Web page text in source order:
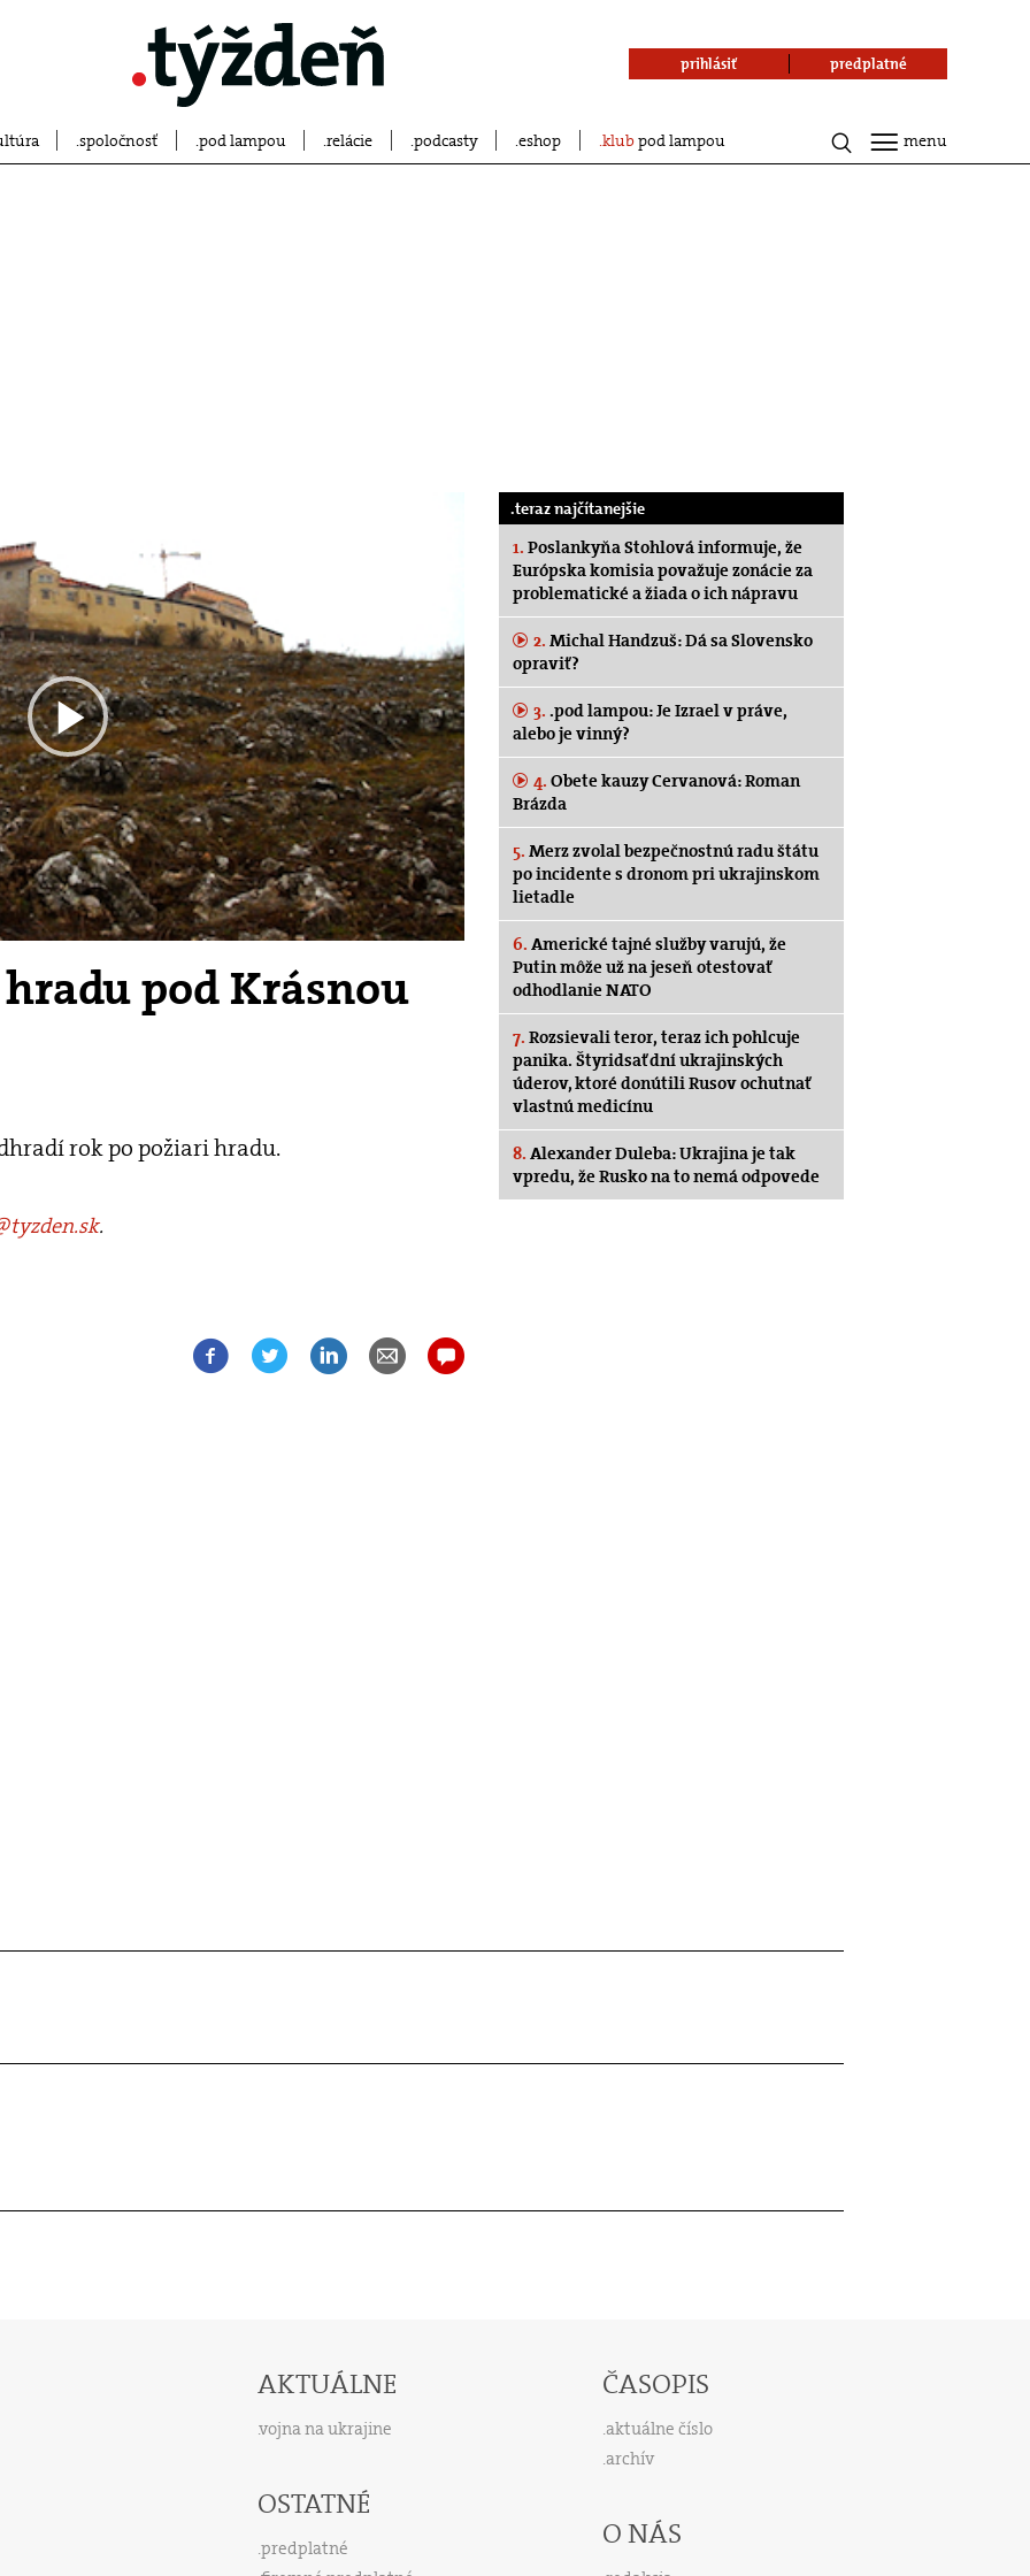
spoločnosť pod lampou relácie podcasty eshop klubpod lampou
prihlásiť predplatné
menu
Play
Video
pod Krásnou
rok po požiari hradu.
.
.teraz najčítanejšie
1. Poslankyňa Stohlová informuje, že
Európska komisia považuje zonácie za
problematické a žiada o ich nápravu
2. Michal Handzuš: Dá sa Slovensko
opraviť?
3. .pod lampou: Je Izrael v práve,
alebo je vinný?
4. Obete kauzy Cervanová: Roman
Brázda
5. Merz zvolal bezpečnostnú radu štátu
po incidente s dronom pri ukrajinskom
lietadle
6. Americké tajné služby varujú, že
Putin môže už na jeseň otestovať
odhodlanie NATO
7. Rozsievali teror, teraz ich pohlcuje
panika. Štyridsať dní ukrajinských
úderov, ktoré donútili Rusov ochutnať
vlastnú medicínu
8. Alexander Duleba: Ukrajina je tak
vpredu, že Rusko na to nemá odpovede
AKTUÁLNE
vojna na ukrajine
OSTATNÉ
predplatné
ČASOPIS
aktuálne číslo
archív
O NÁS